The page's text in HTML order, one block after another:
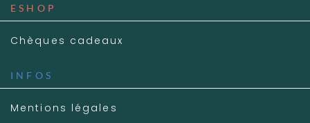
ESHOP
Chèques cadeaux
INFOS
Mentions légales